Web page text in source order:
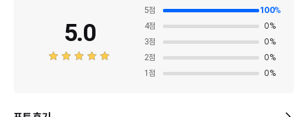
5.0
5점 100%
4점 0%
3점 0%
2점 0%
1 점 0%